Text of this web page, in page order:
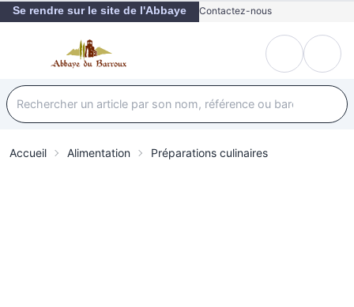
Se rendre sur le site de l'Abbaye Contactez-nous
Accueil Alimentation Préparations culinaires